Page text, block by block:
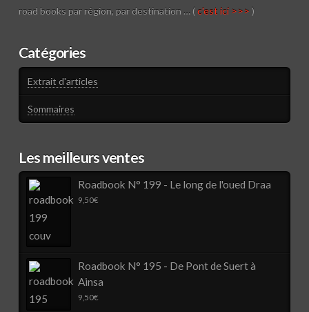
road books par région, par destination … (c'est ici >>> )
Catégories
Extrait d'articles
Sommaires
Les meilleurs ventes
Roadbook N° 199 - Le long de l'oued Draa
9,50€
Roadbook N° 195 - De Pont de Suert à
Ainsa
9,50€